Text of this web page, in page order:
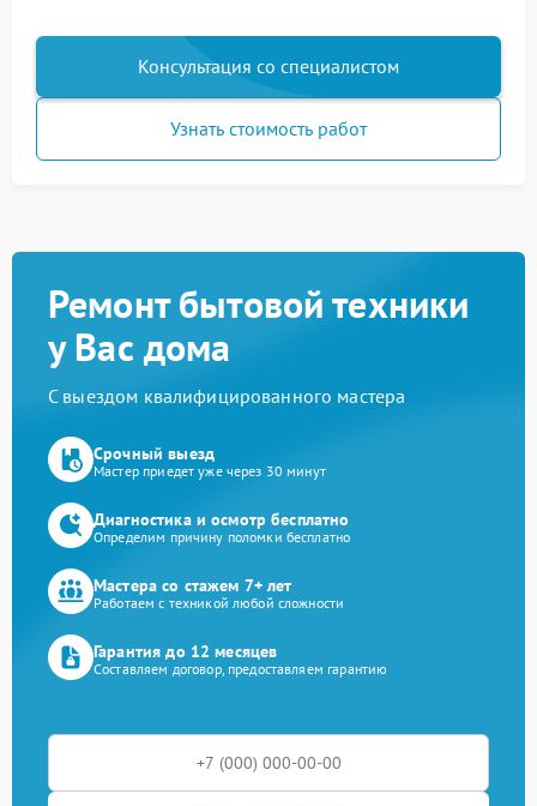
Консультация со специалистом
Узнать стоимость работ
Ремонт бытовой техники
у Вас дома
С выездом квалифицированного мастера
Срочный выезд
Мастер приедет уже через 30 минут
Диагностика и осмотр бесплатно
Определим причину поломки бесплатно
Мастера со стажем 7+ лет
Работаем с техникой любой сложности
Гарантия до 12 месяцев
Составляем договор, предоставляем гарантию